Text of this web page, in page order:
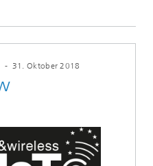
- 31. Oktober 2018